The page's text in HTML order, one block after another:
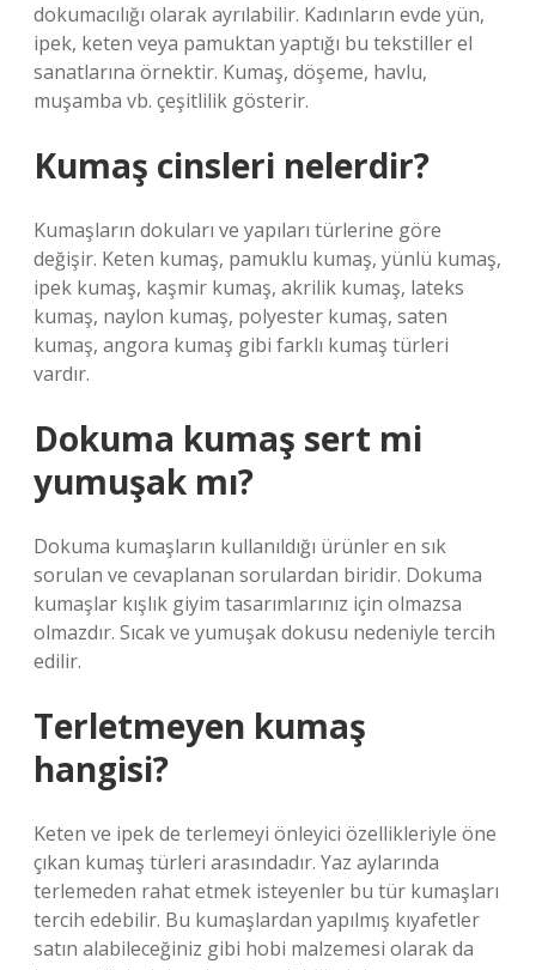
dokumacılığı olarak ayrılabilir. Kadınların evde yün,
ipek, keten veya pamuktan yaptığı bu tekstiller el
sanatlarına örnektir. Kumaş, döşeme, havlu,
muşamba vb. çeşitlilik gösterir.
Kumaş cinsleri nelerdir?
Kumaşların dokuları ve yapıları türlerine göre
değişir. Keten kumaş, pamuklu kumaş, yünlü kumaş,
ipek kumaş, kaşmir kumaş, akrilik kumaş, lateks
kumaş, naylon kumaş, polyester kumaş, saten
kumaş, angora kumaş gibi farklı kumaş türleri
vardır.
Dokuma kumaş sert mi
yumuşak mı?
Dokuma kumaşların kullanıldığı ürünler en sık
sorulan ve cevaplanan sorulardan biridir. Dokuma
kumaşlar kışlık giyim tasarımlarınız için olmazsa
olmazdır. Sıcak ve yumuşak dokusu nedeniyle tercih
edilir.
Terletmeyen kumaş
hangisi?
Keten ve ipek de terlemeyi önleyici özellikleriyle öne
çıkan kumaş türleri arasındadır. Yaz aylarında
terlemeden rahat etmek isteyenler bu tür kumaşları
tercih edebilir. Bu kumaşlardan yapılmış kıyafetler
satın alabileceğiniz gibi hobi malzemesi olarak da